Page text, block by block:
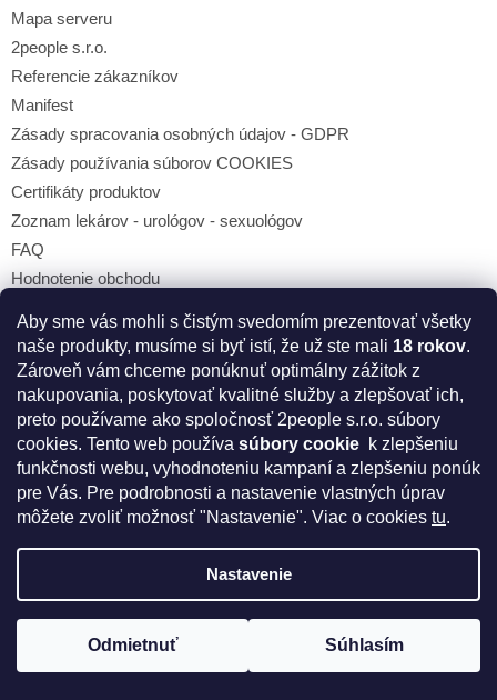
Aby sme vás mohli s čistým svedomím prezentovať všetky
naše produkty, musíme si byť istí, že už ste mali 18 rokov.
Zároveň vám chceme ponúknuť optimálny zážitok z
nakupovania, poskytovať kvalitné služby a zlepšovať ich,
preto používame ako spoločnosť 2people s.r.o. súbory
cookies. Tento web používa súbory cookie k zlepšeniu
funkčnosti webu, vyhodnoteniu kampaní a zlepšeniu ponúk
pre Vás. Pre podrobnosti a nastavenie vlastných úprav
môžete zvoliť možnosť "Nastavenie". Viac o cookies tu.
Nastavenie
Odmietnuť Súhlasím
Mapa serveru
2people s.r.o.
Referencie zákazníkov
Manifest
Zásady spracovania osobných údajov - GDPR
Zásady používania súborov COOKIES
Certifikáty produktov
Zoznam lekárov - urológov - sexuológov
FAQ
Hodnotenie obchodu
Kontakt
info@ intimnenakupy.sk
+421 905 857 019
Sledujte Intímne Nákupy na facebooku
nových produktoch na našom e-shope.
Získajte kód na zľavu 5%